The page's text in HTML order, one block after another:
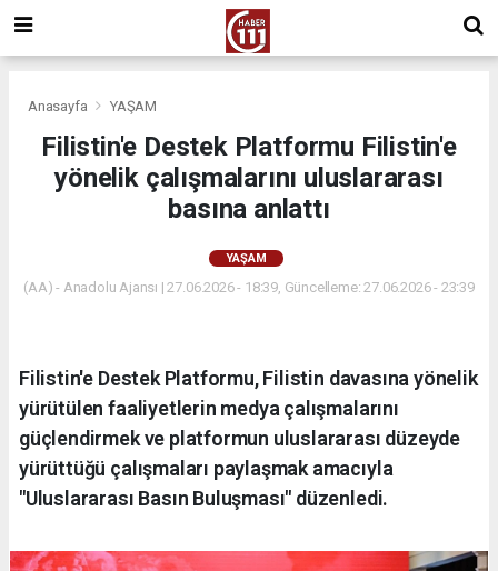
Anasayfa YAŞAM
Filistin'e Destek Platformu Filistin'e
yönelik çalışmalarını uluslararası
basına anlattı
YAŞAM
(AA) - Anadolu Ajansı | 27.06.2026 - 18:39, Güncelleme: 27.06.2026 - 23:39
Filistin'e Destek Platformu, Filistin davasına yönelik
yürütülen faaliyetlerin medya çalışmalarını
güçlendirmek ve platformun uluslararası düzeyde
yürüttüğü çalışmaları paylaşmak amacıyla
"Uluslararası Basın Buluşması" düzenledi.